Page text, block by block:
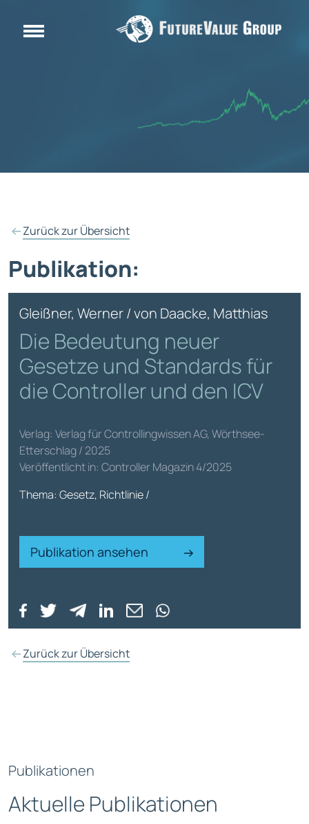
Zurück zur Übersicht
Publikation:
Gleißner, Werner / von Daacke, Matthias
Die Bedeutung neuer
Gesetze und Standards für
die Controller und den ICV
Verlag: Verlag für Controllingwissen AG, Wörthsee-
Etterschlag / 2025
Veröffentlicht in: Controller Magazin 4/2025
Thema: Gesetz, Richtlinie /
Publikation ansehen
Zurück zur Übersicht
Publikationen
Aktuelle Publikationen